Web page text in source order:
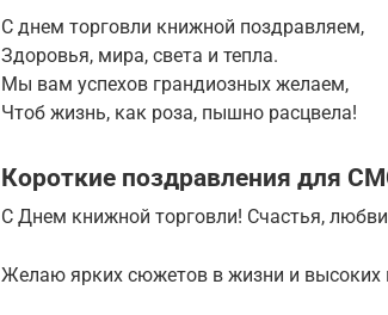
С днем торговли книжной поздравляем,
Здоровья, мира, света и тепла.
Мы вам успехов грандиозных желаем,
Чтоб жизнь, как роза, пышно расцвела!
Короткие поздравления для
С Днем книжной торговли! Счастья,
Желаю ярких сюжетов в жизни и высоких